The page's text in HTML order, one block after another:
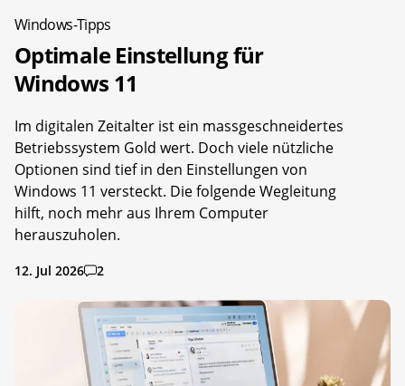
Windows-Tipps
Optimale Einstellung für
Windows 11
Im digitalen Zeitalter ist ein massgeschneidertes
Betriebssystem Gold wert. Doch viele nützliche
Optionen sind tief in den Einstellungen von
Windows 11 versteckt. Die folgende Wegleitung
hilft, noch mehr aus Ihrem Computer
herauszuholen.
12. Jul 2026 2